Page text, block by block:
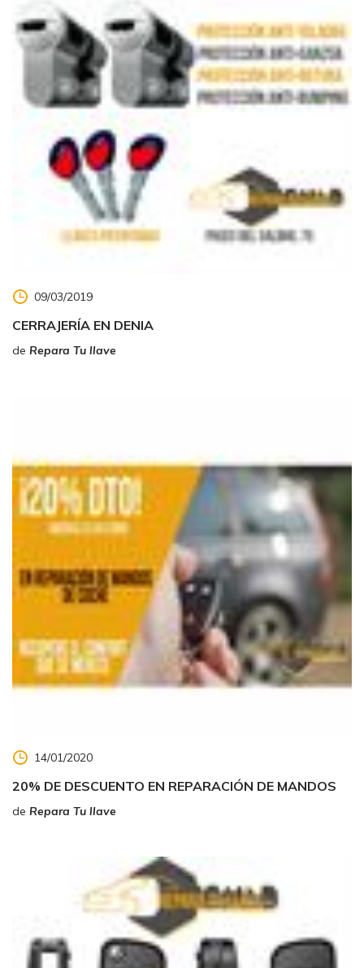
09/03/2019
CERRAJERÍA EN DENIA
de Repara Tu llave
14/01/2020
20% DE DESCUENTO EN REPARACIÓN DE MANDOS
de Repara Tu llave